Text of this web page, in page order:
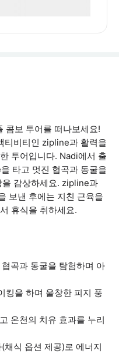
콤보 투어를 떠나보세요!
티비티인 zipline과 활력을
투어입니다. Nadi에서 출
타고 멋진 협곡과 동굴을
을 감상하세요. zipline과
보낸 후에는 지친 근육을
휴식을 취하세요.
곡과 동굴을 탐험하며 아
킹을 하며 울창한 피지 풍
온천의 치유 효과를 누리
식 옵션 제공)로 에너지